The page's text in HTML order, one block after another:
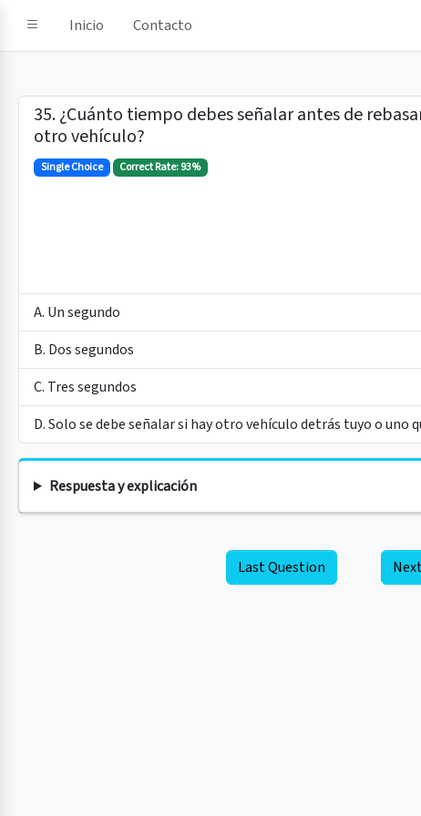
Inicio Contacto
IA
35. ¿Cuánto tiempo debes señalar antes de
otro vehículo?
Single Choice Correct Rate: 93%
A. Un segundo
B. Dos segundos
C. Tres segundos
D. Solo se debe señalar si hay otro vehículo detrás tuyo o uno
Respuesta y explicación
Last Question